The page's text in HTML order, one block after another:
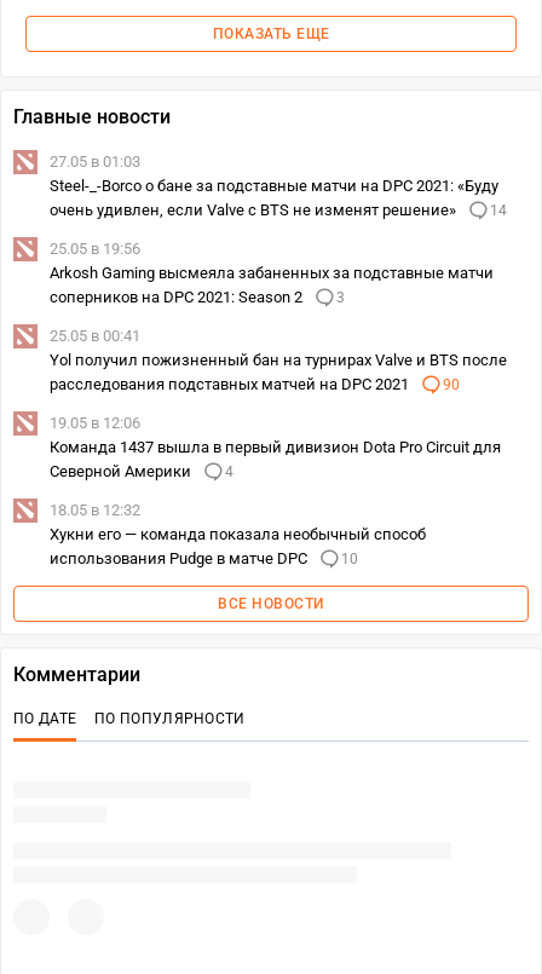
ПОКАЗАТЬ ЕЩЕ
Главные новости
27.05 в 01:03
Steel-_-Borco о бане за подставные матчи на DPC 2021: «Буду
очень удивлен, если Valve с BTS не изменят решение»
14
25.05 в 19:56
Arkosh Gaming высмеяла забаненных за подставные матчи
соперников на DPC 2021: Season 2
3
25.05 в 00:41
Yol получил пожизненный бан на турнирах Valve и BTS после
расследования подставных матчей на DPC 2021
90
19.05 в 12:06
Команда 1437 вышла в первый дивизион Dota Pro Circuit для
Северной Америки
4
18.05 в 12:32
Хукни его — команда показала необычный способ
использования Pudge в матче DPC
10
ВСЕ НОВОСТИ
Комментарии
ПО ДАТЕ ПО ПОПУЛЯРНОСТИ